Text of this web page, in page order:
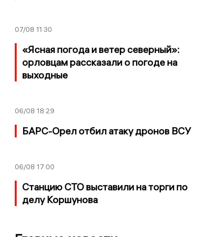
07/08 11:30
«Ясная погода и ветер северный»:
орловцам рассказали о погоде на
выходные
06/08 18:29
БАРС-Орел отбил атаку дронов ВСУ
06/08 17:00
Станцию СТО выставили на торги по
делу Коршунова